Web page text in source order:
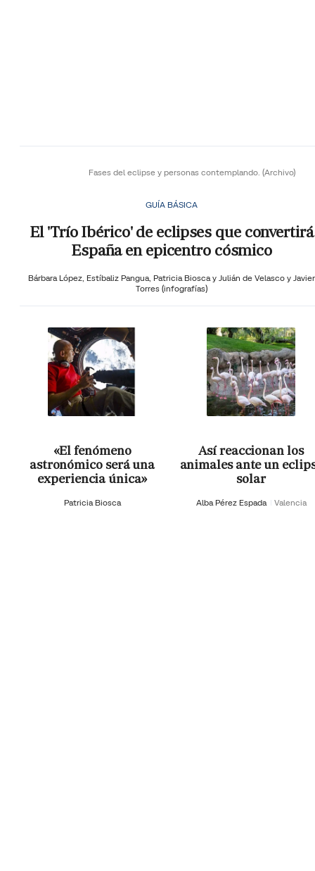
Fases del eclipse y personas contemplando. (Archivo)
GUÍA BÁSICA
El 'Trío Ibérico' de eclipses que convertirá
España en epicentro cósmico
Bárbara López, Estíbaliz Pangua, Patricia Biosca y Julián de Velasco y Javier
Torres (infografías)
«El fenómeno
astronómico será una
experiencia única»
Patricia Biosca
Así reaccionan los
animales ante un
solar
Alba Pérez Espada Valencia